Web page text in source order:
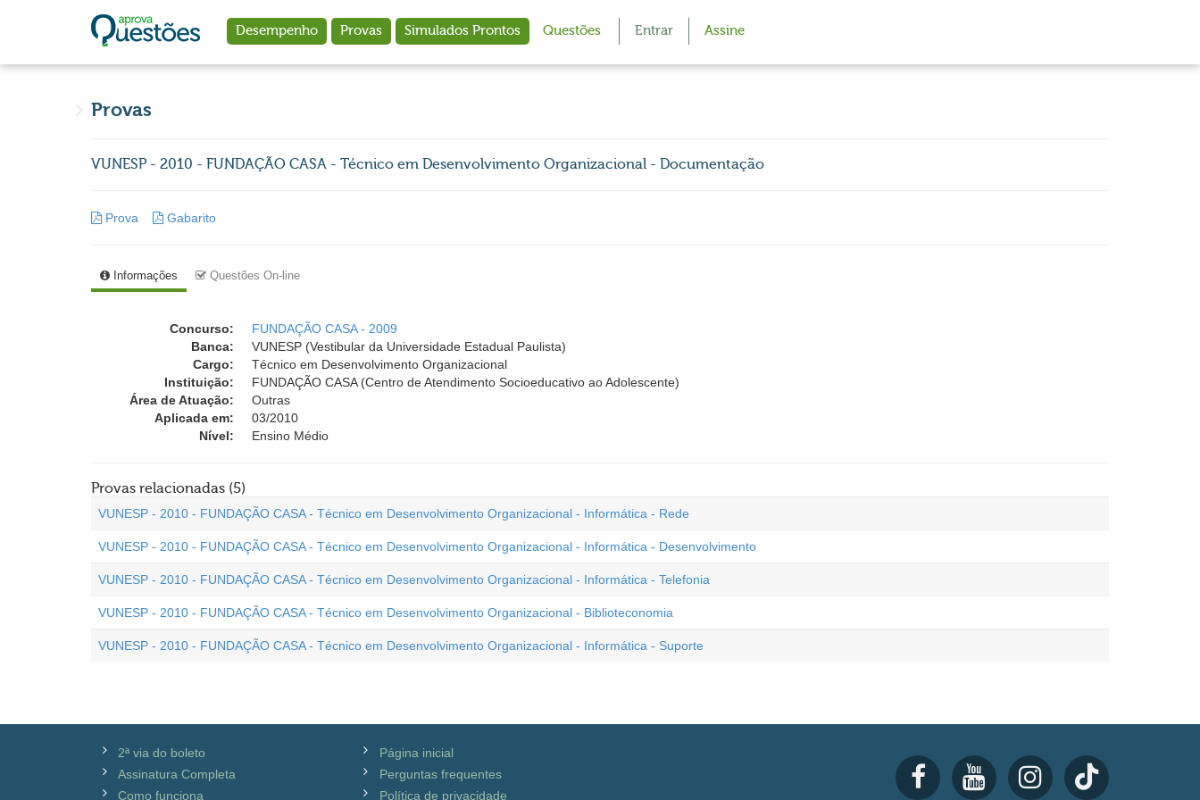
Desempenho Provas Simulados Prontos Questões Entrar Assine
Provas
VUNESP - 2010 - FUNDAÇÃO CASA - Técnico em Desenvolvimento Organizacional - Documentação
Prova Gabarito
Informações Questões On-line
Concurso:
FUNDAÇÃO CASA - 2009
Banca:
VUNESP (Vestibular da Universidade Estadual Paulista)
Cargo:
Técnico em Desenvolvimento Organizacional
Instituição:
FUNDAÇÃO CASA (Centro de Atendimento Socioeducativo ao Adolescente)
Área de Atuação:
Outras
Aplicada em:
03/2010
Nível:
Ensino Médio
Provas relacionadas (5)
VUNESP - 2010 - FUNDAÇÃO CASA - Técnico em Desenvolvimento Organizacional - Informática - Rede
VUNESP - 2010 - FUNDAÇÃO CASA - Técnico em Desenvolvimento Organizacional - Informática - Desenvolvimento
VUNESP - 2010 - FUNDAÇÃO CASA - Técnico em Desenvolvimento Organizacional - Informática - Telefonia
VUNESP - 2010 - FUNDAÇÃO CASA - Técnico em Desenvolvimento Organizacional - Biblioteconomia
VUNESP - 2010 - FUNDAÇÃO CASA - Técnico em Desenvolvimento Organizacional - Informática - Suporte
2ª via do boleto
Assinatura Completa
Como funciona
Página inicial
Perguntas frequentes
Política de privacidade